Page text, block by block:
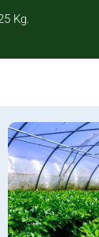
Kg.